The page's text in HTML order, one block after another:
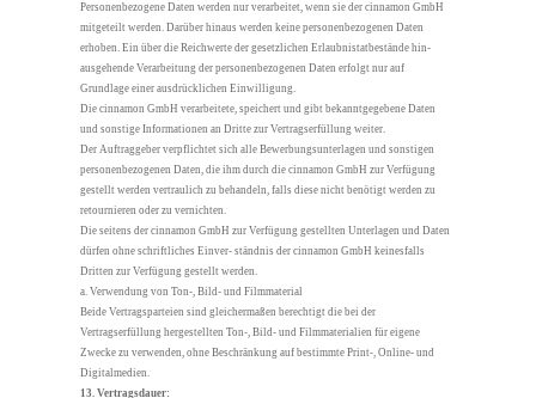
Personenbezogene Daten werden nur verarbeitet, wenn sie der cinnamon GmbH
mitgeteilt werden. Darüber hinaus werden keine personenbezogenen Daten
erhoben. Ein über die Reichwerte der gesetzlichen Erlaubnistatbestände hin-
ausgehende Verarbeitung der personenbezogenen Daten erfolgt nur auf
Grundlage einer ausdrücklichen Einwilligung.
Die cinnamon GmbH verarbeitete, speichert und gibt bekanntgegebene Daten
und sonstige Informationen an Dritte zur Vertragserfüllung weiter.
Der Auftraggeber verpflichtet sich alle Bewerbungsunterlagen und sonstigen
personenbezogenen Daten, die ihm durch die cinnamon GmbH zur Verfügung
gestellt werden vertraulich zu behandeln, falls diese nicht benötigt werden zu
retournieren oder zu vernichten.
Die seitens der cinnamon GmbH zur Verfügung gestellten Unterlagen und Daten
dürfen ohne schriftliches Einver- ständnis der cinnamon GmbH keinesfalls
Dritten zur Verfügung gestellt werden.
a. Verwendung von Ton-, Bild- und Filmmaterial
Beide Vertragsparteien sind gleichermaßen berechtigt die bei der
Vertragserfüllung hergestellten Ton-, Bild- und Filmmaterialien für eigene
Zwecke zu verwenden, ohne Beschränkung auf bestimmte Print-, Online- und
Digitalmedien.
13. Vertragsdauer: